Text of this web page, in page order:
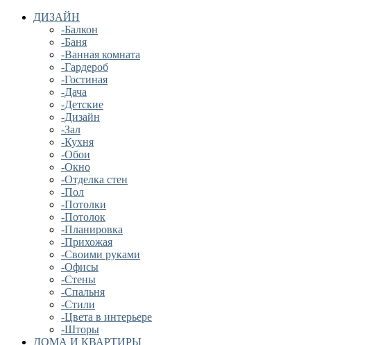
ДИЗАЙН
-Балкон
-Баня
-Ванная комната
-Гардероб
-Гостиная
-Дача
-Детские
-Дизайн
-Зал
-Кухня
-Обои
-Окно
-Отделка стен
-Пол
-Потолки
-Потолок
-Планировка
-Прихожая
-Своими руками
-Офисы
-Стены
-Спальня
-Стили
-Цвета в интерьере
-Шторы
ДОМА И КВАРТИРЫ